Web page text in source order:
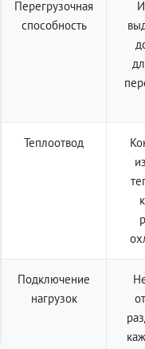
Перегрузочная
способность
Теплоотвод
Подключение
нагрузок